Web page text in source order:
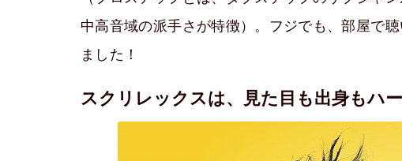
中高音域の派手さが特徴）。フジでも、部屋で
ました！
スクリレックスは、見た目も出身もハ